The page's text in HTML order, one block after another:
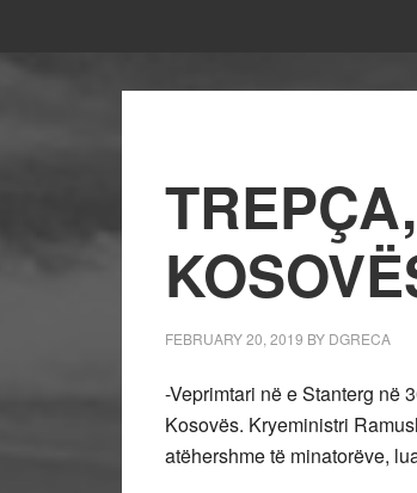
FEBRUARY 20, 2019 BY DGRECA
-Veprimtari në e Stanterg në
Kosovës. Kryeministri
atëhershme të minatorëve,